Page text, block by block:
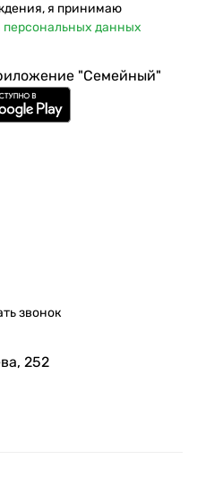
я принимаю
персональных данных
"Семейный"
звонок
252